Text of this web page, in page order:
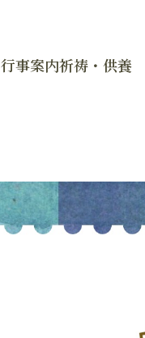
行事案内祈祷・供養